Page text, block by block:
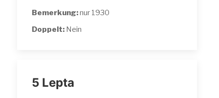
Bemerkung:nur 1930
Doppelt: Nein
5 Lepta